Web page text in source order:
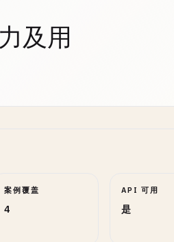
及用
案例覆盖
4
API 可用
是